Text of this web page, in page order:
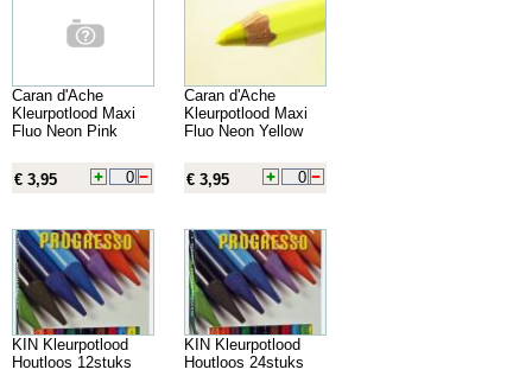
Caran d'Ache
Kleurpotlood Maxi
Fluo Neon Pink
€ 3,95
Caran d'Ache
Kleurpotlood Maxi
Fluo Neon Yellow
€ 3,95
KIN Kleurpotlood
Houtloos 12stuks
KIN Kleurpotlood
Houtloos 24stuks